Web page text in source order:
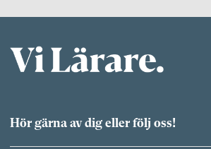
Hör gärna av dig eller följ oss!